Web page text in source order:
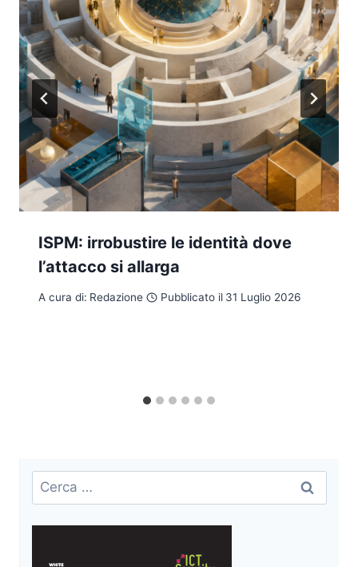
ISPM: irrobustire le identità dove
l’attacco si allarga
A cura di: Redazione Pubblicato il 31 Luglio 2026
Ricerca
per: